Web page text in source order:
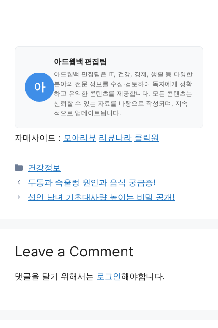
아
아드웹백 편집팀
아드웹백 편집팀은 IT, 건강, 경제, 생활 등 다양한
분야의 전문 정보를 수집·검토하여 독자에게 정확
하고 유익한 콘텐츠를 제공합니다. 모든 콘텐츠는
신뢰할 수 있는 자료를 바탕으로 작성되며, 지속
적으로 업데이트됩니다.
자매사이트 : 모아리뷰 리뷰나라 클릭원
Categories
건강정보
두통과 속울렁 원인과 음식 궁금증!
성인 남녀 기초대사량 높이는 비밀 공개!
Leave a Comment
댓글을 달기 위해서는 로그인해야합니다.